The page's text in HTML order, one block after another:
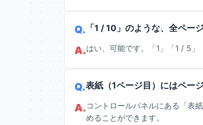
「1 / 10」のような、全ペー
はい、可能です。「1」「1 / 5
表紙（1ページ目）にはペー
コントロールパネルにある「表
めることができます。